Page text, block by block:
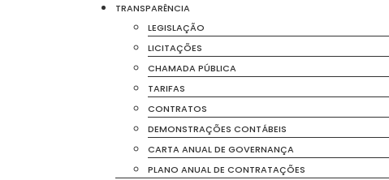
TRANSPARÊNCIA
LEGISLAÇÃO
LICITAÇÕES
CHAMADA PÚBLICA
TARIFAS
CONTRATOS
DEMONSTRAÇÕES CONTÁBEIS
CARTA ANUAL DE GOVERNANÇA
PLANO ANUAL DE CONTRATAÇÕES